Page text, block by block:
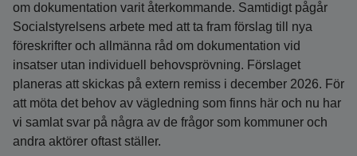
om dokumentation varit återkommande. Samtidigt pågår
Socialstyrelsens arbete med att ta fram förslag till nya
föreskrifter och allmänna råd om dokumentation vid
insatser utan individuell behovsprövning. Förslaget
planeras att skickas på extern remiss i december 2026. För
att möta det behov av vägledning som finns här och nu har
vi samlat svar på några av de frågor som kommuner och
andra aktörer oftast ställer.